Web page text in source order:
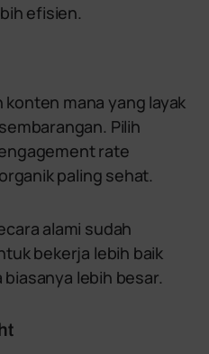
efisien.
mana yang layak
Pilih
rate
paling sehat.
alami sudah
bekerja lebih baik
lebih besar.